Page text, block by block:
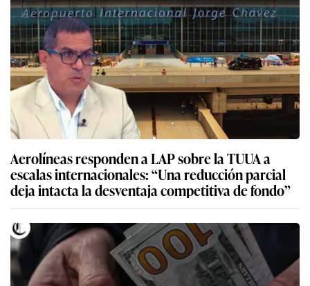
Aerolíneas responden a LAP sobre la TUUA a
escalas internacionales: “Una reducción parcial
deja intacta la desventaja competitiva de fondo”